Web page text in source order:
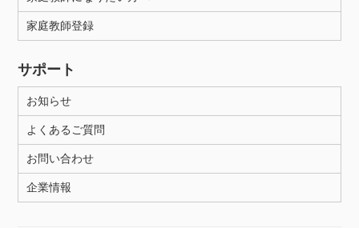
家庭教師登録
サポート
お知らせ
よくあるご質問
お問い合わせ
企業情報